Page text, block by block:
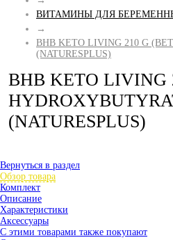
ВИТАМИНЫ ДЛЯ
→
BHB KETO LIVING 210 G
(NATURESPLUS)
BHB KETO LIVING
(NATURESPLUS)
Вернуться в раздел
Обзор товара
Комплект
Описание
Характеристики
Аксессуары
С этими товарами также покупают